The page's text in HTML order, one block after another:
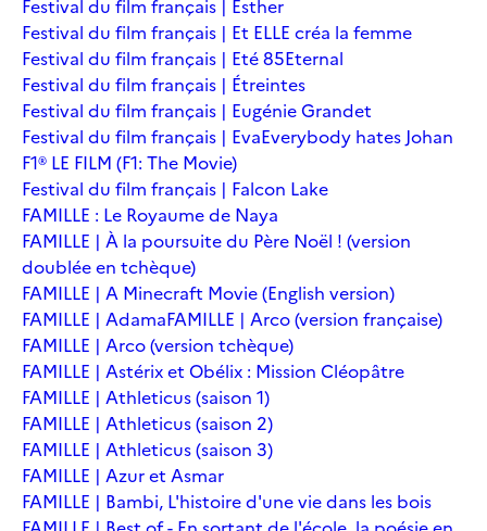
Festival du film français | Esther
Festival du film français | Et ELLE créa la femme
Festival du film français | Eté 85Eternal
Festival du film français | Étreintes
Festival du film français | Eugénie Grandet
Festival du film français | EvaEverybody hates Johan
F1® LE FILM (F1: The Movie)
Festival du film français | Falcon Lake
FAMILLE : Le Royaume de Naya
FAMILLE | À la poursuite du Père Noël ! (version
doublée en tchèque)
FAMILLE | A Minecraft Movie (English version)
FAMILLE | AdamaFAMILLE | Arco (version française)
FAMILLE | Arco (version tchèque)
FAMILLE | Astérix et Obélix : Mission Cléopâtre
FAMILLE | Athleticus (saison 1)
FAMILLE | Athleticus (saison 2)
FAMILLE | Athleticus (saison 3)
FAMILLE | Azur et Asmar
FAMILLE | Bambi, L'histoire d'une vie dans les bois